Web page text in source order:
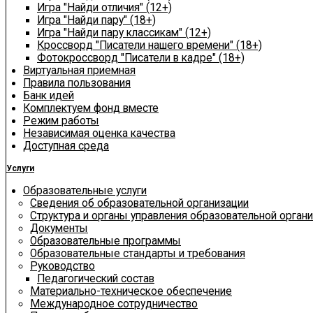
Игра "Найди отличия" (12+)
Игра "Найди пару" (18+)
Игра "Найди пару классикам" (12+)
Кроссворд "Писатели нашего времени" (18+)
Фотокроссворд "Писатели в кадре" (18+)
Виртуальная приемная
Правила пользования
Банк идей
Комплектуем фонд вместе
Режим работы
Независимая оценка качества
Доступная среда
Услуги
Образовательные услуги
Сведения об образовательной организации
Структура и органы управления образовательной
Документы
Образовательные программы
Образовательные стандарты и требования
Руководство
Педагогический состав
Материально-техническое обеспечение
Международное сотрудничество